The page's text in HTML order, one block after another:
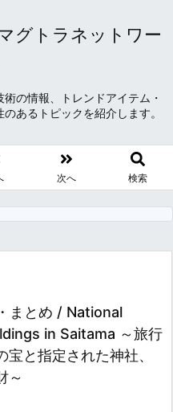
グトラネットワー
の情報、トレンドアイテム・
あるトピックを紹介します。
次へ 検索
まとめ / National
in Saitama ～旅行
と指定された神社、
～